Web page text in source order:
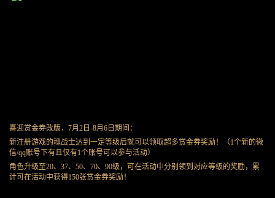
喜迎赏金券改版，7月2日-8月6日期间：
新注册游戏的魂战士达到一定等级后就可以领取超多赏金券奖励！（1个新的微
信/qq账号下有且仅有1个账号可以参与活动）
角色升级至20、37、50、70、90级，可在活动中分别领到对应等级的奖励，累
计可在活动中获得150张赏金券奖励！